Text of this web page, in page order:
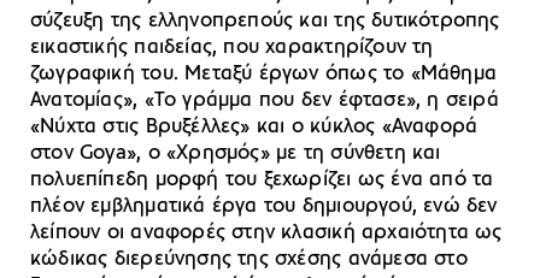
σύζευξη της ελληνοπρεπούς και της δυτικότροπης
εικαστικής παιδείας, που χαρακτηρίζουν τη
ζωγραφική του. Μεταξύ έργων όπως το «Μάθημα
Ανατομίας», «Το γράμμα που δεν έφτασε», η σειρά
«Νύχτα στις Βρυξέλλες» και ο κύκλος «Αναφορά
στον Goya», ο «Χρησμός» με τη σύνθετη και
πολυεπίπεδη μορφή του ξεχωρίζει ως ένα από τα
πλέον εμβληματικά έργα του δημιουργού, ενώ δεν
λείπουν οι αναφορές στην κλασική αρχαιότητα ως
κώδικας διερεύνησης της σχέσης ανάμεσα στο